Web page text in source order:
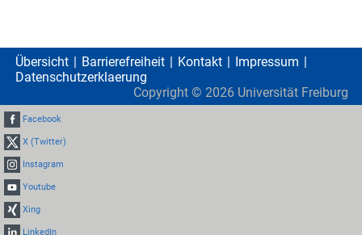
Übersicht Barrierefreiheit Kontakt
Impressum
Datenschutzerklaerung
Copyright © 2026 Universität Freiburg
Facebook
X (Twitter)
Instagram
Youtube
Xing
LinkedIn